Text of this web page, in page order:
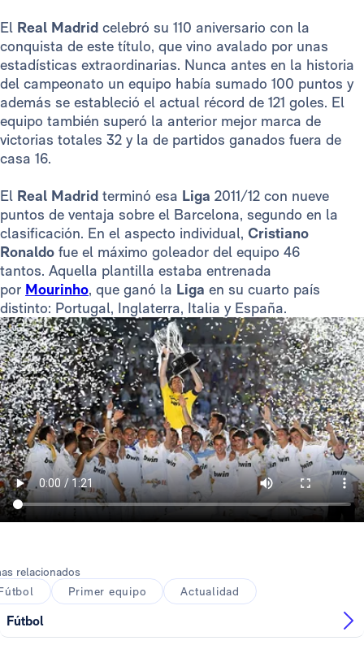
El Real Madrid celebró su 110 aniversario con la
conquista de este título, que vino avalado por unas
estadísticas extraordinarias. Nunca antes en la historia
del campeonato un equipo había sumado 100 puntos y
además se estableció el actual récord de 121 goles. El
equipo también superó la anterior mejor marca de
victorias totales 32 y la de partidos ganados fuera de
casa 16.
El Real Madrid terminó esa Liga 2011/12 con nueve
puntos de ventaja sobre el Barcelona, segundo en la
clasificación. En el aspecto individual, Cristiano
Ronaldo fue el máximo goleador del equipo 46
tantos. Aquella plantilla estaba entrenada
por Mourinho, que ganó la Liga en su cuarto país
distinto: Portugal, Inglaterra, Italia y España.
relacionados
Primer equipo Actualidad
Fútbol